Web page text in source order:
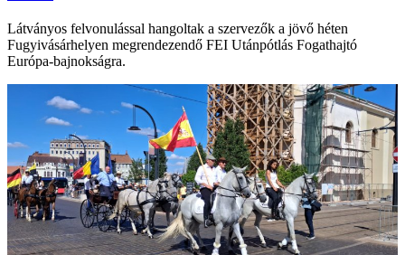
Látványos felvonulással hangoltak a szervezők a jövő héten
Fugyivásárhelyen megrendezendő FEI Utánpótlás Fogathajtó
Európa-bajnokságra.